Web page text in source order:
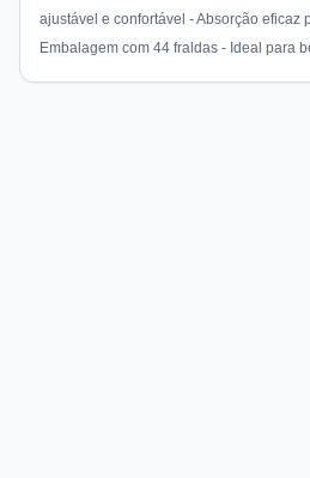
ajustável e confortável - Absorção eficaz
Embalagem com 44 fraldas - Ideal para